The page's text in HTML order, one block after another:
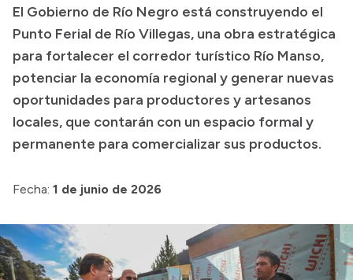
Geografía
Invertí en Río Negro
Transparencia
Consulta de expedientes
Consulta de pago a proveedores
El Gobierno de Río Negro está construyendo el
Punto Ferial de Río Villegas, una obra estratégica
para fortalecer el corredor turístico Río Manso,
potenciar la economía regional y generar nuevas
oportunidades para productores y artesanos
locales, que contarán con un espacio formal y
permanente para comercializar sus productos.
Fecha: 1 de junio de 2026